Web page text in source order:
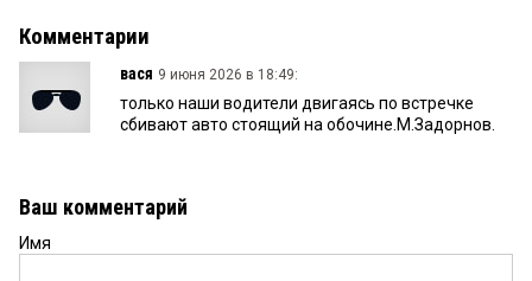
Комментарии
вася 9 июня 2026 в 18:49:
только наши водители двигаясь по встречке
сбивают авто стоящий на обочине.М.Задорнов.
Ваш комментарий
Имя